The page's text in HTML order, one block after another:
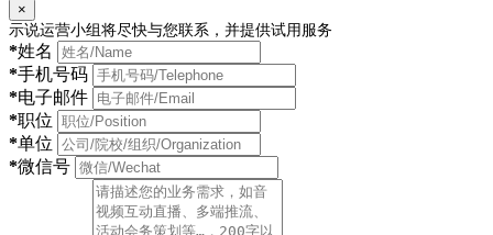
×
示说运营小组将尽快与您联系，并提供试用服务
*姓名
*手机号码
*电子邮件
*职位
*单位
*微信号